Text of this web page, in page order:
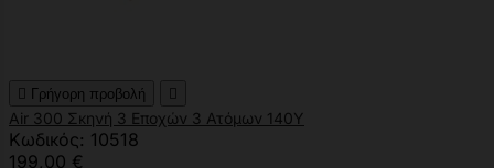
 Γρήγορη προβολή 
Air 300 Σκηνή 3 Εποχών 3 Ατόμων 140Υ
Κωδικός: 10518
199,00 €